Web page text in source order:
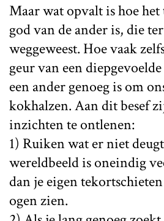
Maar wat opvalt is hoe
god van de ander is, die
weggeweest. Hoe vaak
geur van een
een ander genoeg is om
kokhalzen. Aan dit besef
inzichten te ontlenen:
1) Ruiken wat er niet
wereldbeeld is oneindig
dan je eigen
ogen zien.